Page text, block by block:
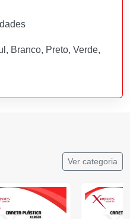
Branco, Preto, Verde,
Ver categoria